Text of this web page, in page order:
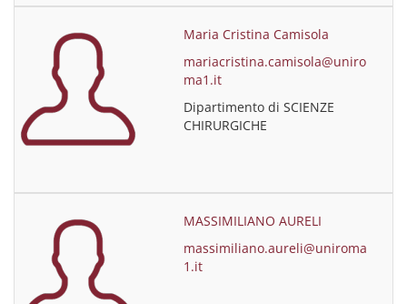
Maria Cristina Camisola
mariacristina.camisola@uniro
ma1.it
Dipartimento di SCIENZE
CHIRURGICHE
MASSIMILIANO AURELI
massimiliano.aureli@uniroma
1.it